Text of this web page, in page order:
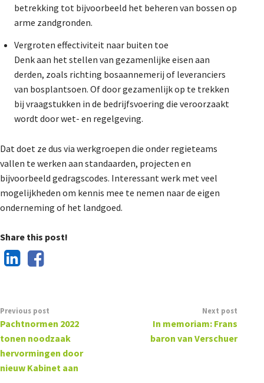
betrekking tot bijvoorbeeld het beheren van bossen op
arme zandgronden.
Vergroten effectiviteit naar buiten toe
Denk aan het stellen van gezamenlijke eisen aan
derden, zoals richting bosaannemerij of leveranciers
van bosplantsoen. Of door gezamenlijk op te trekken
bij vraagstukken in de bedrijfsvoering die veroorzaakt
wordt door wet- en regelgeving.
Dat doet ze dus via werkgroepen die onder regieteams
vallen te werken aan standaarden, projecten en
bijvoorbeeld gedragscodes. Interessant werk met veel
mogelijkheden om kennis mee te nemen naar de eigen
onderneming of het landgoed.
Share this post!
Previous post
Pachtnormen 2022
tonen noodzaak
hervormingen door
nieuw Kabinet aan
Next post
In memoriam: Frans
baron van Verschuer